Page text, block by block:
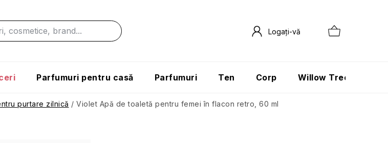
Parfumuri pentru casă Parfumuri Ten Corp Willow Tree
purtare zilnică / Violet Apă de toaletă pentru femei în flacon retro, 60 ml